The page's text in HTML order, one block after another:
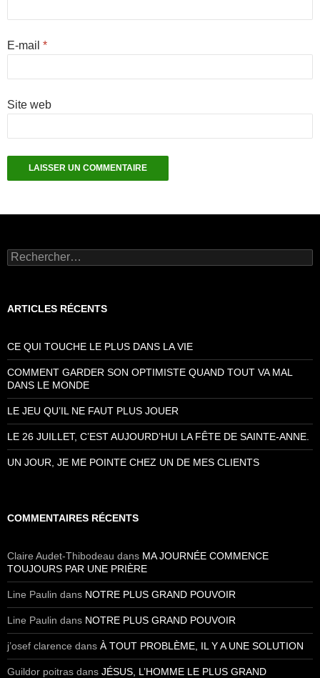
E-mail *
Site web
Rechercher :
ARTICLES RÉCENTS
CE QUI TOUCHE LE PLUS DANS LA VIE
COMMENT GARDER SON OPTIMISTE QUAND TOUT VA MAL
DANS LE MONDE
LE JEU QU’IL NE FAUT PLUS JOUER
LE 26 JUILLET, C’EST AUJOURD’HUI LA FÊTE DE SAINTE-ANNE.
UN JOUR, JE ME POINTE CHEZ UN DE MES CLIENTS
COMMENTAIRES RÉCENTS
Claire Audet-Thibodeau dans MA JOURNÉE COMMENCE
TOUJOURS PAR UNE PRIÈRE
Line Paulin dans NOTRE PLUS GRAND POUVOIR
Line Paulin dans NOTRE PLUS GRAND POUVOIR
j’osef clarence dans À TOUT PROBLÈME, IL Y A UNE SOLUTION
Guildor poitras dans JÉSUS, L’HOMME LE PLUS GRAND